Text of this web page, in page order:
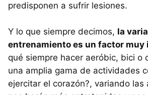
predisponen a sufrir lesiones.
Y lo que siempre decimos, la
entrenamiento es un factor muy
qué siempre hacer aeróbic, bici o
una amplia gama de actividades
ejercitar el corazón?, variando las